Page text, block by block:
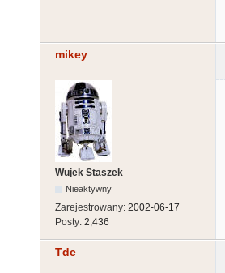
mikey
Wujek Staszek
Nieaktywny
Zarejestrowany: 2002-06-17
Posty: 2,436
Tdc